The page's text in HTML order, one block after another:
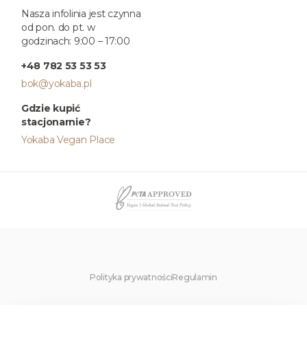
Nasza infolinia jest czynna
od pon. do pt. w
godzinach: 9:00 – 17:00
+48 782 53 53 53
bok@yokaba.pl
Gdzie kupić
stacjonarnie?
Yokaba Vegan Place
Polityka prywatnościRegulamin